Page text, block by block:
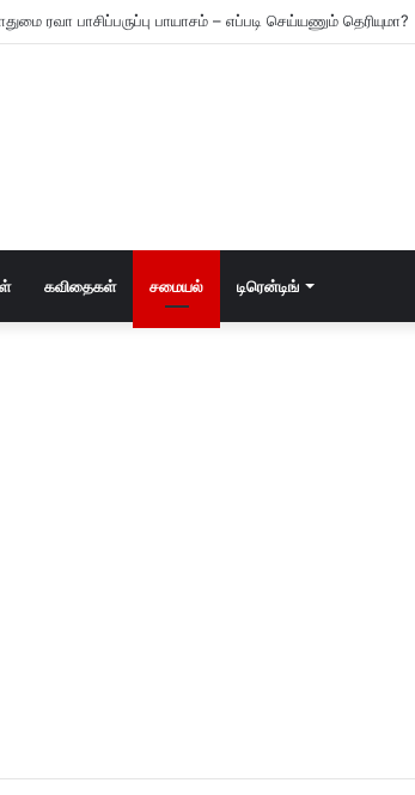
ரவா பாசிப்பருப்பு பாயாசம் – எப்படி செய்யணும் தெரியுமா?
கவிதைகள் சமையல் டிரென்டிங்